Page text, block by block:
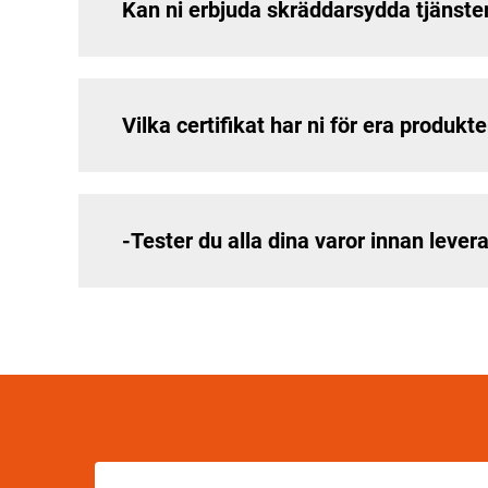
Kan ni erbjuda skräddarsydda
Vilka certifikat har ni för era
-Tester du alla dina varor innan